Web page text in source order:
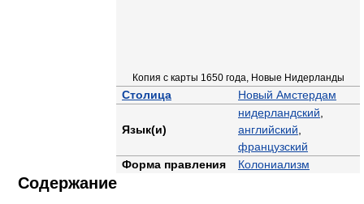
Копия с карты 1650 года, Новые Нидерланды
Столица Новый Амстердам
Язык(и)
нидерландский
английский
французский
Форма правления
Колониализм
Содержание